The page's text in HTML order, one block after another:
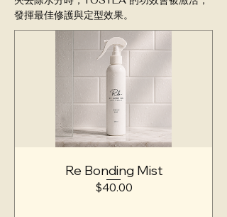
發揮最佳修護與定型效果。
Re Bonding Mist
$40.00價